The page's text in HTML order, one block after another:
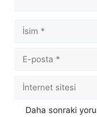
İsim
posta
İnternet
Daha sonraki